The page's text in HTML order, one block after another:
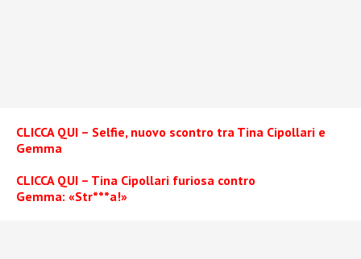
CLICCA QUI – Selfie, nuovo scontro tra Tina Cipollari e
Gemma
CLICCA QUI – Tina Cipollari furiosa contro
Gemma: «Str***a!»